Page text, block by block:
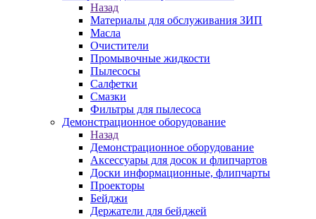
Назад
Материалы для обслуживания ЗИП
Масла
Очистители
Промывочные жидкости
Пылесосы
Салфетки
Смазки
Фильтры для пылесоса
Демонстрационное оборудование
Назад
Демонстрационное оборудование
Аксессуары для досок и флипчартов
Доски информационные, флипчарты
Проекторы
Бейджи
Держатели для бейджей